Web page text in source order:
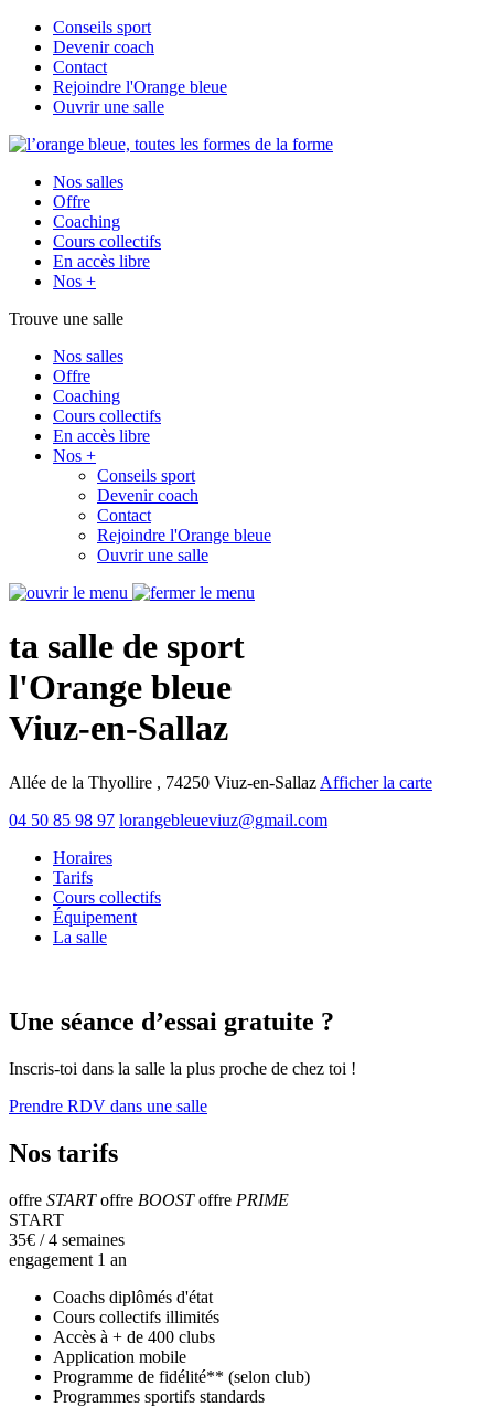
Conseils sport
Devenir coach
Contact
Rejoindre l'Orange bleue
Ouvrir une salle
Nos salles
Offre
Coaching
Cours collectifs
En accès libre
Nos +
Trouve une salle
Nos salles
Offre
Coaching
Cours collectifs
En accès libre
Nos +
Conseils sport
Devenir coach
Contact
Rejoindre l'Orange bleue
Ouvrir une salle
ta salle de sport
l'Orange bleue
Viuz-en-Sallaz
Allée de la Thyollire , 74250 Viuz-en-Sallaz Afficher la carte
04 50 85 98 97 lorangebleueviuz@gmail.com
Horaires
Tarifs
Cours collectifs
Équipement
La salle
Une séance d’essai gratuite ?
Inscris-toi dans la salle la plus proche de chez toi !
Prendre RDV dans une salle
Nos tarifs
offre START offre BOOST offre PRIME
START
35€ / 4 semaines
engagement 1 an
Coachs diplômés d'état
Cours collectifs illimités
Accès à + de 400 clubs
Application mobile
Programme de fidélité** (selon club)
Programmes sportifs standards